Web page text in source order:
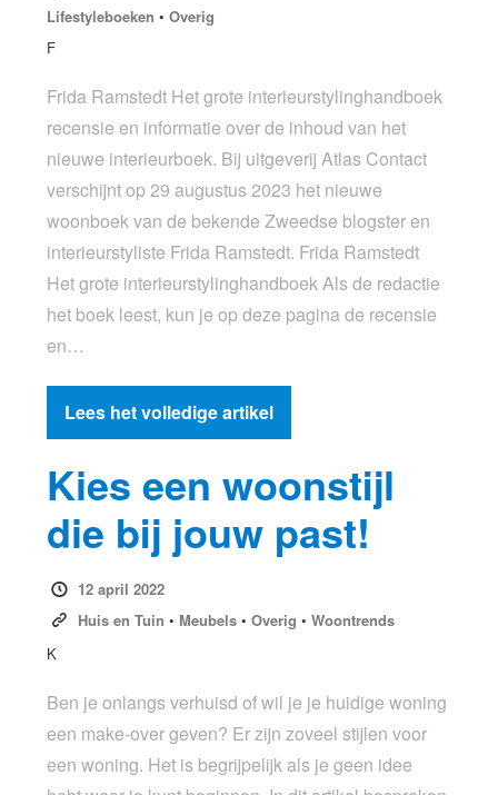
Lifestyleboeken •Overig
F
Frida Ramstedt Het grote interieurstylinghandboek
recensie en informatie over de inhoud van het
nieuwe interieurboek. Bij uitgeverij Atlas Contact
verschijnt op 29 augustus 2023 het nieuwe
woonboek van de bekende Zweedse blogster en
interieurstyliste Frida Ramstedt. Frida Ramstedt
Het grote interieurstylinghandboek Als de redactie
het boek leest, kun je op deze pagina de recensie
en…
Lees het volledige artikel
Kies een woonstijl
die bij jouw past!
12 april 2022
Huis en Tuin • Meubels• Overig • Woontrends
K
Ben je onlangs verhuisd of wil je je huidige woning
een make-over geven? Er zijn zoveel stijlen voor
een woning. Het is begrijpelijk als je geen idee